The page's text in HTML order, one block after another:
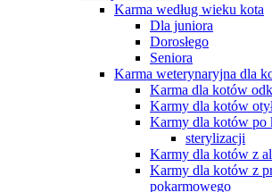
Karma według wieku kota
Dla juniora
Dorosłego
Seniora
Karma weterynaryjna dla
Karma dla kotów
Karmy dla kotów
Karmy dla kotów po
sterylizacji
Karmy dla kotów z
Karmy dla kotów z
pokarmowego